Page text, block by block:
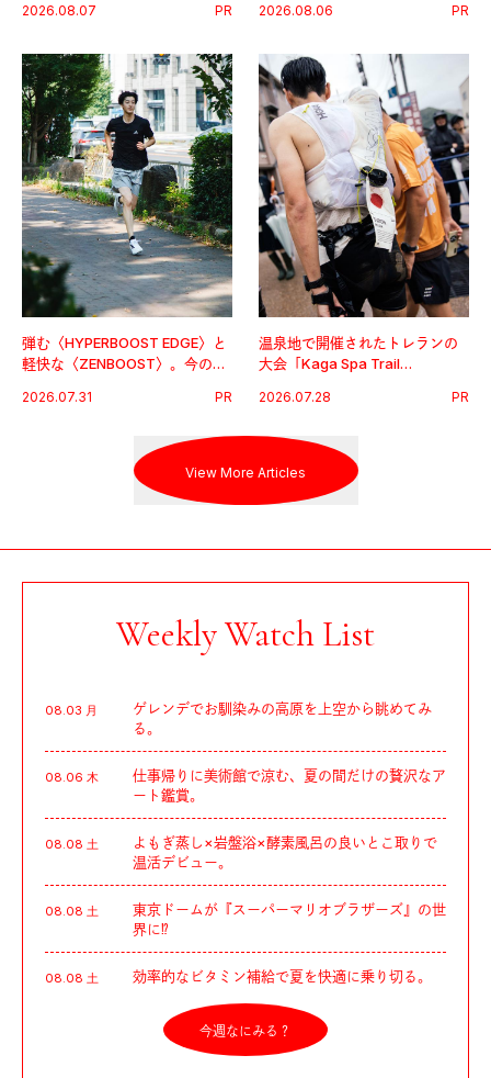
グ習慣。
2026.08.07 PR 2026.08.06 PR
弾む〈HYPERBOOST EDGE〉と
軽快な〈ZENBOOST〉。今の時
出した新機軸。
2026.07.31 PR
温泉地で開催されたトレランの
大会「Kaga Spa Trail
戦を夢見るランナーたちの奮闘
2026.07.28 PR
View More Articles
Weekly Watch List
08.03 月
ゲレンデでお馴染みの高原を上空から眺めてみ
る。
08.06 木
仕事帰りに美術館で涼む、夏の間だけの贅沢なア
ート鑑賞。
08.08 土
よもぎ蒸し×岩盤浴×酵素風呂の良いとこ取りで
温活デビュー。
08.08 土
東京ドームが『スーパーマリオブラザーズ』の世
界に⁉︎
08.08 土 効率的なビタミン補給で夏を快適に乗り切る。
今週なにみる？